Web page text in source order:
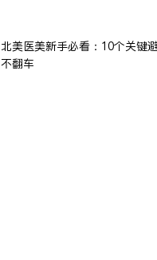
北美医美新手必看：10个关键
不翻车